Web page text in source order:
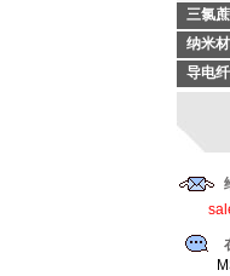
三氯
纳米
导电